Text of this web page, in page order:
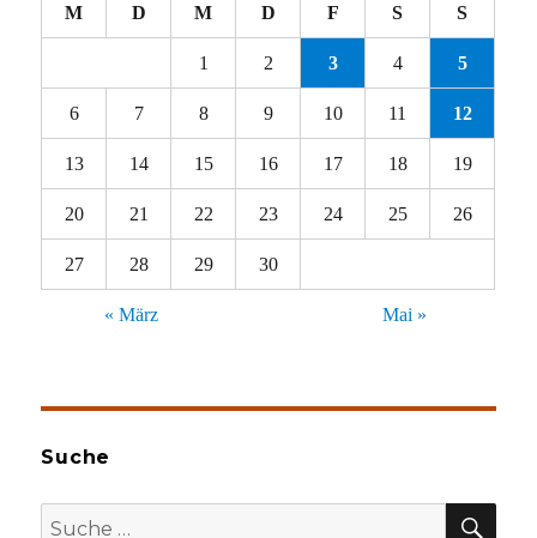
M D M D F S S
1 2 3 4 5
6 7 8 9 10 11 12
13 14 15 16 17 18 19
20 21 22 23 24 25 26
27 28 29 30
« März Mai »
Suche
Suche